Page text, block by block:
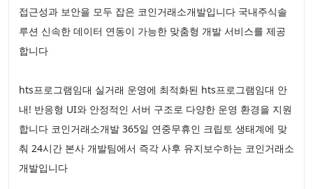
접근성과 보안을 모두 잡은 코인거래소개발입니다 국내주식솔
루션 신속한 데이터 연동이 가능한 맞춤형 개발 서비스를 제공
합니다
hts프로그램임대 실거래 운영에 최적화된 hts프로그램임대 안
내! 반응형 UI와 안정적인 서버 구조로 다양한 운영 환경을 지원
합니다 코인거래소개발 365일 연중무휴인 크립토 생태계에 맞
춰 24시간 본사 개발팀에서 즉각 사후 유지보수하는 코인거래소
개발입니다